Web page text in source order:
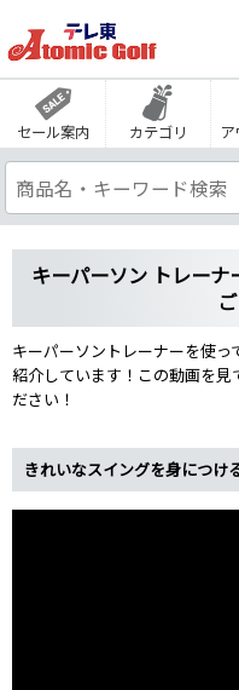
セール案内 カテゴリ
キーパーソン トレーナ
キーパーソントレーナーを使
紹介しています！この動画を
ださい！
きれいなスイングを身につけ